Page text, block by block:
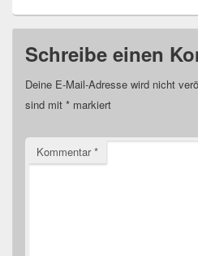
Schreibe einen
Deine E-Mail-Adresse wird nicht
sind mit * markiert
Kommentar*